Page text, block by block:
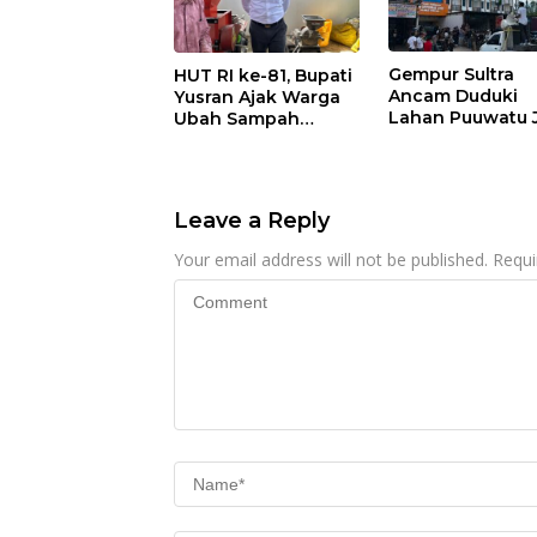
HUT RI ke-81, Bupati
Yusran Ajak Warga
Ubah Sampah
Gempur Sultra
Ancam Duduki
Lahan Puuwatu
Leave a Reply
Your email address will not be published.